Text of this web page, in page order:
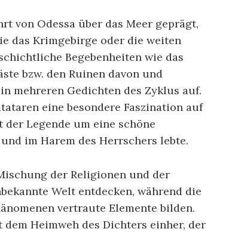
von Odessa über das Meer geprägt,
das Krimgebirge oder die weiten
Begebenheiten wie das
bzw. den Ruinen davon und
mehreren Gedichten des Zyklus auf.
eine besondere Faszination auf
Legende um eine schöne
im Harem des Herrschers lebte.
der Religionen und der
Welt entdecken, während die
vertraute Elemente bilden.
Heimweh des Dichters einher, der